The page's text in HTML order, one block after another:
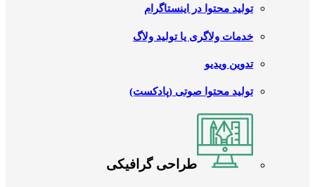
تولید محتوا در اینستاگرام
خدمات ولاگری یا تولید ولاگ
تدوین ویدیو
تولید محتوا صوتی (پادکست)
طراحی گرافیکی